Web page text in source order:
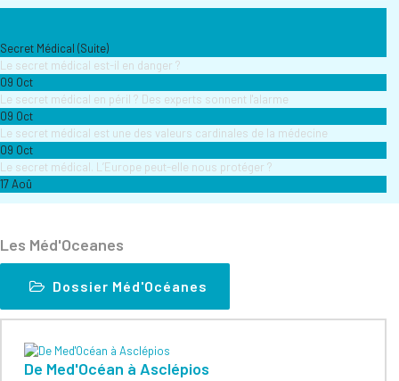
Secret Médical (Suite)
Le secret médical est-il en danger ?
09 Oct
Le secret médical en péril ? Des experts sonnent l'alarme
09 Oct
Le secret médical est une des valeurs cardinales de la médecine
09 Oct
Le secret médical. L’Europe peut-elle nous protéger ?
17 Aoû
Les Méd'Oceanes
Dossier Méd'Océanes
De Med'Océan à Asclépios